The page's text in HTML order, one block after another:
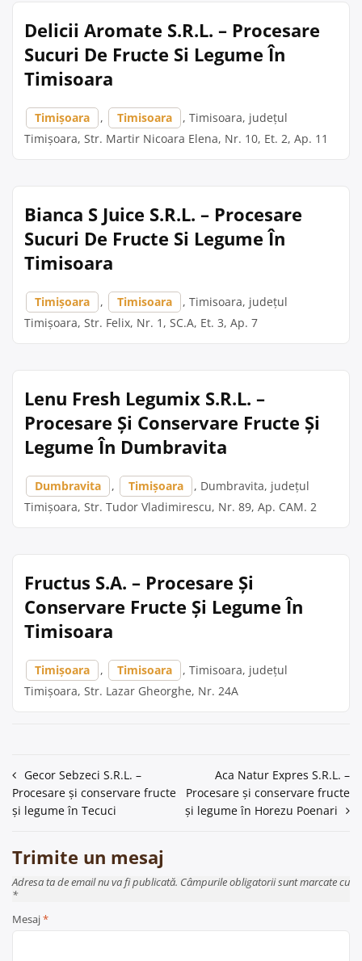
Delicii Aromate S.R.L. – Procesare
Sucuri De Fructe Si Legume În
Timisoara
Timișoara , Timisoara
, Timisoara, județul
Timișoara, Str. Martir Nicoara Elena, Nr. 10, Et. 2, Ap. 11
Bianca S Juice S.R.L. – Procesare
Sucuri De Fructe Si Legume În
Timisoara
Timișoara , Timisoara
, Timisoara, județul
Timișoara, Str. Felix, Nr. 1, SC.A, Et. 3, Ap. 7
Lenu Fresh Legumix S.R.L. –
Procesare Și Conservare Fructe Și
Legume În Dumbravita
Dumbravita , Timișoara
, Dumbravita, județul
Timișoara, Str. Tudor Vladimirescu, Nr. 89, Ap. CAM. 2
Fructus S.A. – Procesare Și
Conservare Fructe Și Legume În
Timisoara
Timișoara , Timisoara
, Timisoara, județul
Timișoara, Str. Lazar Gheorghe, Nr. 24A
Navigare
în
Gecor Sebzeci S.R.L. –
Procesare și conservare fructe
și legume în Tecuci
Aca Natur Expres S.R.L. –
Procesare și conservare fructe
și legume în Horezu Poenari
Trimite un mesaj
Adresa ta de email nu va fi publicată. Câmpurile obligatorii sunt marcate cu
*
Mesaj*